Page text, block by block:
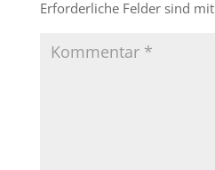
Erforderliche Felder sind mit